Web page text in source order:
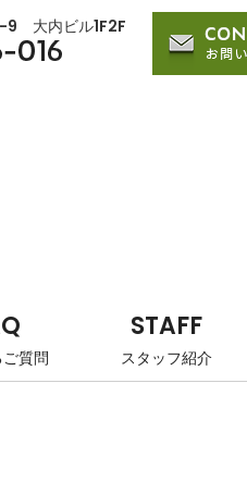
9 大内ビル1F2F
質問
STAFF
スタッフ紹介